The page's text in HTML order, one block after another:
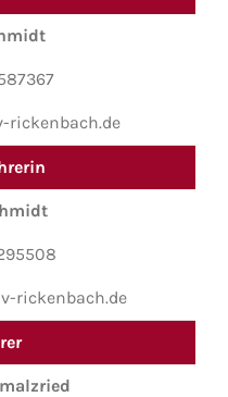
rickenbach.de
rickenbach.de